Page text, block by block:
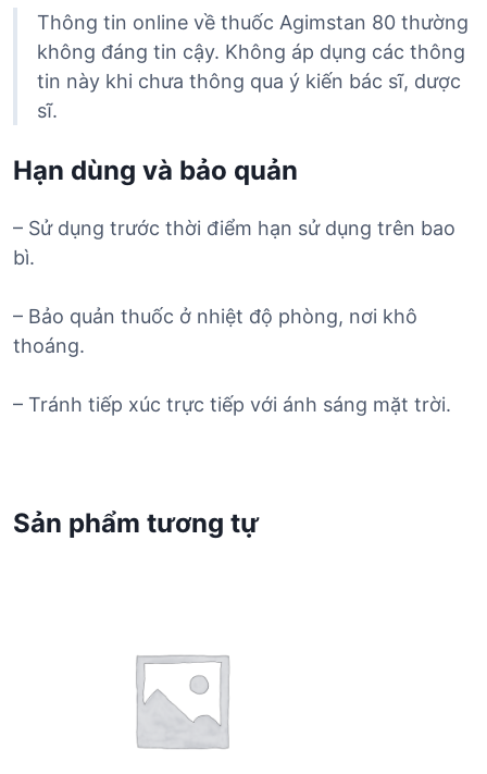
Thông tin online về thuốc Agimstan 80 thường
không đáng tin cậy. Không áp dụng các thông
tin này khi chưa thông qua ý kiến bác sĩ, dược
sĩ.
Hạn dùng và bảo quản
– Sử dụng trước thời điểm hạn sử dụng trên bao
bì.
– Bảo quản thuốc ở nhiệt độ phòng, nơi khô
thoáng.
– Tránh tiếp xúc trực tiếp với ánh sáng mặt trời.
Sản phẩm tương tự